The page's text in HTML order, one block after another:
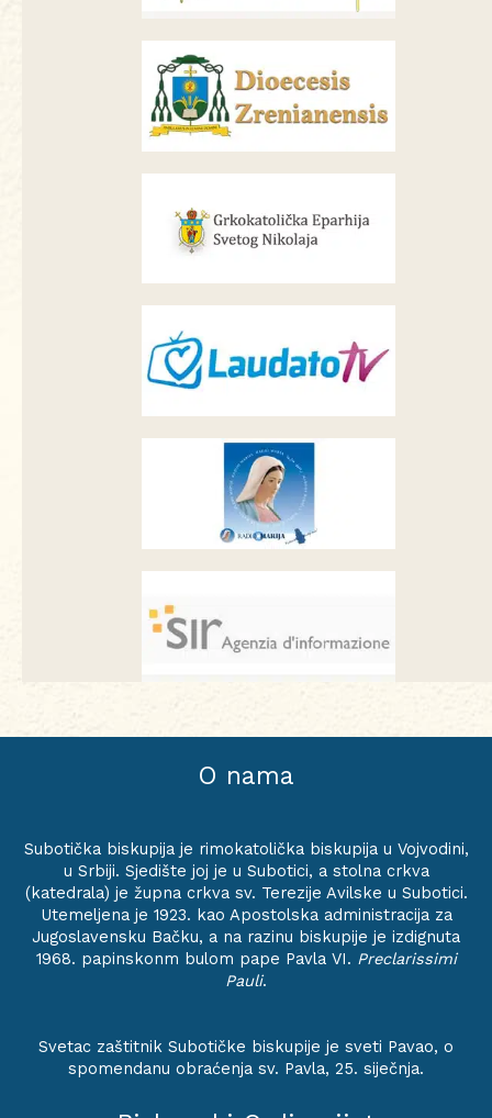
O nama
Subotička biskupija je rimokatolička biskupija u Vojvodini,
u Srbiji. Sjedište joj je u Subotici, a stolna crkva
(katedrala) je župna crkva sv. Terezije Avilske u Subotici.
Utemeljena je 1923. kao Apostolska administracija za
Jugoslavensku Bačku, a na razinu biskupije je izdignuta
1968. papinskonm bulom pape Pavla VI. Preclarissimi
Pauli.
Svetac zaštitnik Subotičke biskupije je sveti Pavao, o
spomendanu obraćenja sv. Pavla, 25. siječnja.